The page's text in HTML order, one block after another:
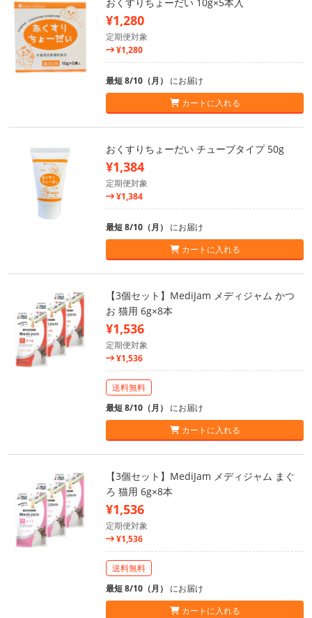
おくすりちょーだい 10g×5本入
¥1,280
定期便対象
¥1,280
最短 8/10（月） にお届け
カートに入れる
おくすりちょーだい チューブタイプ 50g
¥1,384
定期便対象
¥1,384
最短 8/10（月） にお届け
カートに入れる
【3個セット】MediJam メディジャム かつ
お 猫用 6g×8本
¥1,536
定期便対象
¥1,536
送料無料
最短 8/10（月） にお届け
カートに入れる
【3個セット】MediJam メディジャム まぐ
ろ 猫用 6g×8本
¥1,536
定期便対象
¥1,536
送料無料
最短 8/10（月） にお届け
カートに入れる